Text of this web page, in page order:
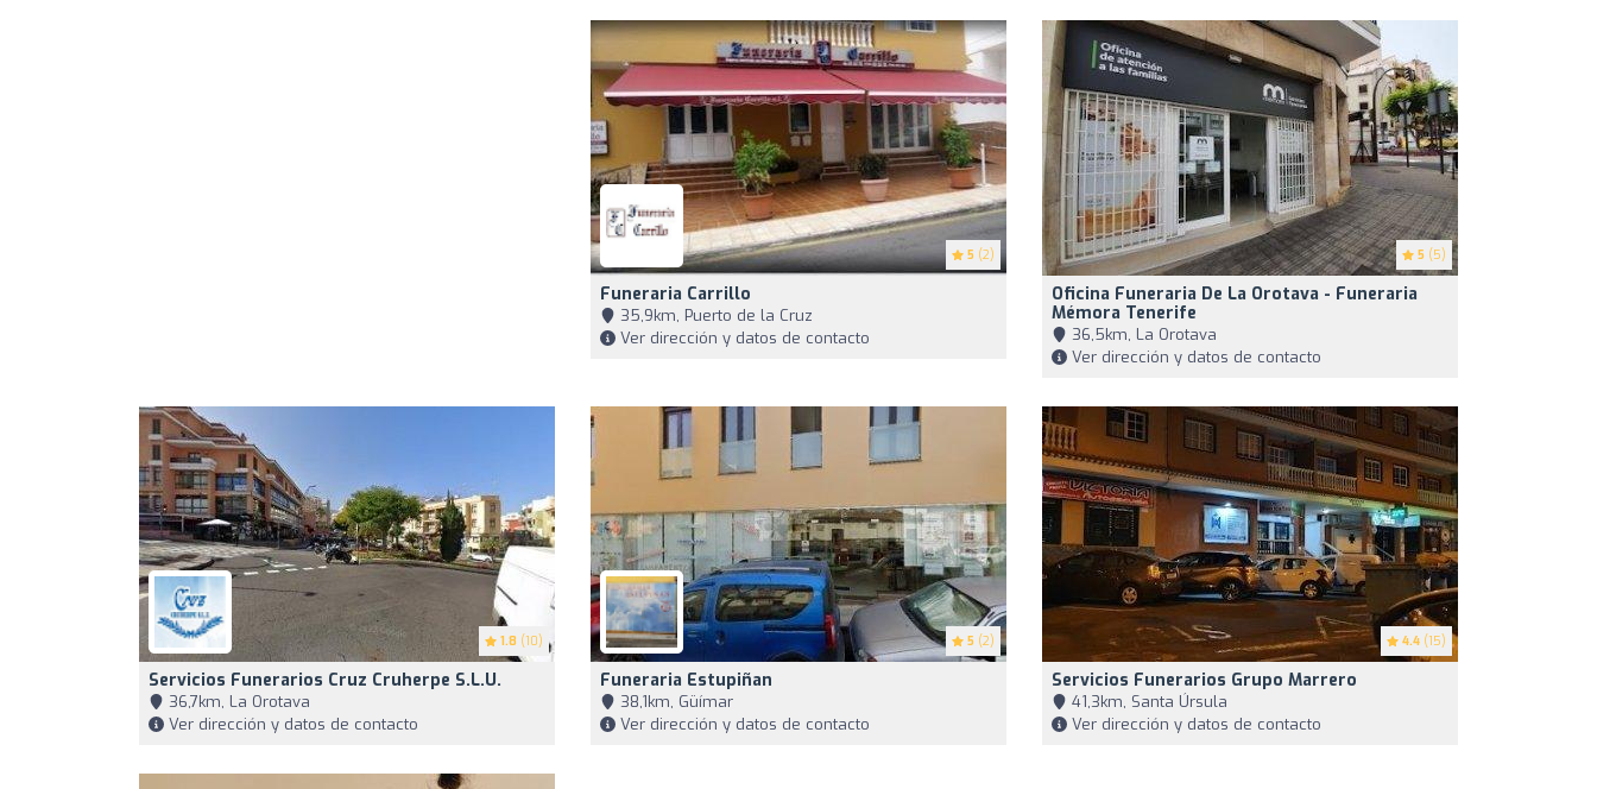
5 (2)
Funeraria Carrillo
35,9km, Puerto de la Cruz
Ver dirección y datos de contacto
5 (5)
Oficina Funeraria De La Orotava - Funeraria
Mémora Tenerife
36,5km, La Orotava
Ver dirección y datos de contacto
1.8 (10)
Servicios Funerarios Cruz Cruherpe S.L.U.
36,7km, La Orotava
Ver dirección y datos de contacto
5 (2)
Funeraria Estupiñan
38,1km, Güímar
Ver dirección y datos de contacto
4.4 (15)
Servicios Funerarios Grupo Marrero
41,3km, Santa Úrsula
Ver dirección y datos de contacto